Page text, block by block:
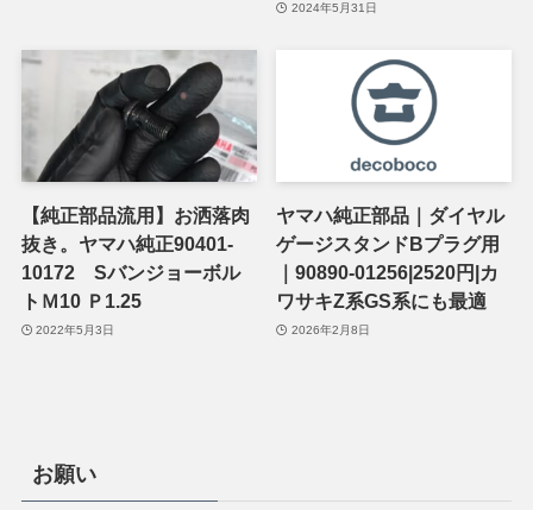
2024年5月31日
【純正部品流用】お洒落肉
抜き。ヤマハ純正90401-
10172 Sバンジョーボル
トＭ10 Ｐ1.25
2022年5月3日
ヤマハ純正部品｜ダイヤル
ゲージスタンドBプラグ用
｜90890-01256|2520円|カ
ワサキZ系GS系にも最適
2026年2月8日
お願い